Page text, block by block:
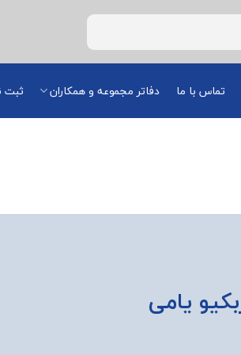
تماس با ما دفاتر مجموعه و همکاران ثبت
یامی